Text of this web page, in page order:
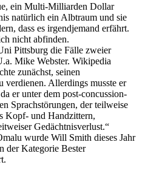
ein Multi-Milliarden Dollar
natürlich ein Albtraum und sie
dass es irgendjemand erfährt.
nicht abfinden.
Pittsburg die Fälle zweier
Mike Webster. Wikipedia
zunächst, seinen
verdienen. Allerdings musste er
er unter dem post-concussion-
Sprachstörungen, der teilweise
Kopf- und Handzittern,
Gedächtnisverlust.“
wurde Will Smith dieses Jahr
der Kategorie Bester